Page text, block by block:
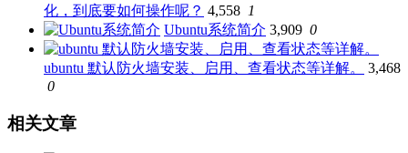
化，到底要如何操作呢？ 4,558 1
Ubuntu系统简介 3,909 0
ubuntu 默认防火墙安装、启用、查看状态等详解。
3,468
0
相关文章